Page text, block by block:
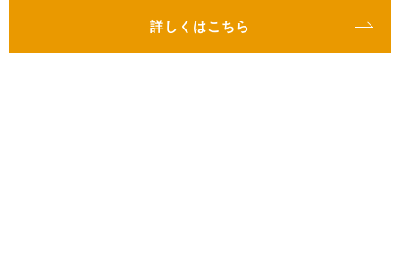
詳しくはこちら